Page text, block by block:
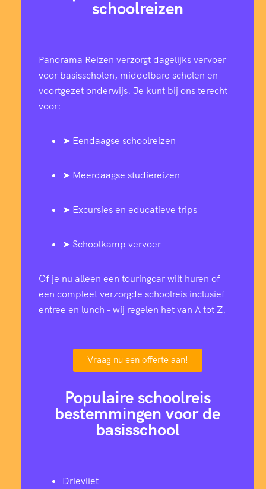
schoolreizen
Panorama Reizen verzorgt dagelijks vervoer
voor basisscholen, middelbare scholen en
voortgezet onderwijs. Je kunt bij ons terecht
voor:
➤ Eendaagse schoolreizen
➤ Meerdaagse studiereizen
➤ Excursies en educatieve trips
➤ Schoolkamp vervoer
Of je nu alleen een touringcar wilt huren of
een compleet verzorgde schoolreis inclusief
entree en lunch – wij regelen het van A tot Z.
Vraag nu een offerte aan!
Populaire schoolreis
bestemmingen voor de
basisschool
Drievliet